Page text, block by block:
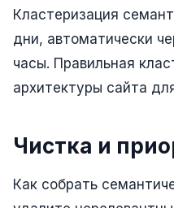
+ ещё 6 услуг
SMM
Кластеризация
дни, автоматически
часы. Правильная
архитектуры сайта
Чистка и
Как собрать